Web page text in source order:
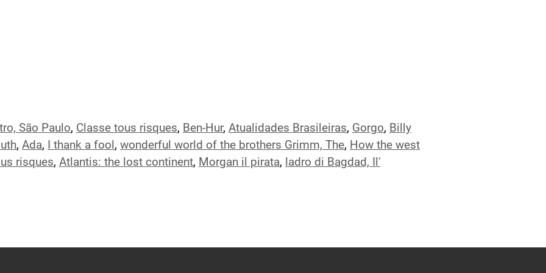
São Paulo, Classe tous risques, Ben-Hur, Atualidades Brasileiras, Gorgo, Billy
, Ada, I thank a fool , wonderful world of the brothers Grimm, The, How the west
risques, Atlantis: the lost continent, Morgan il pirata, ladro di Bagdad, Il'